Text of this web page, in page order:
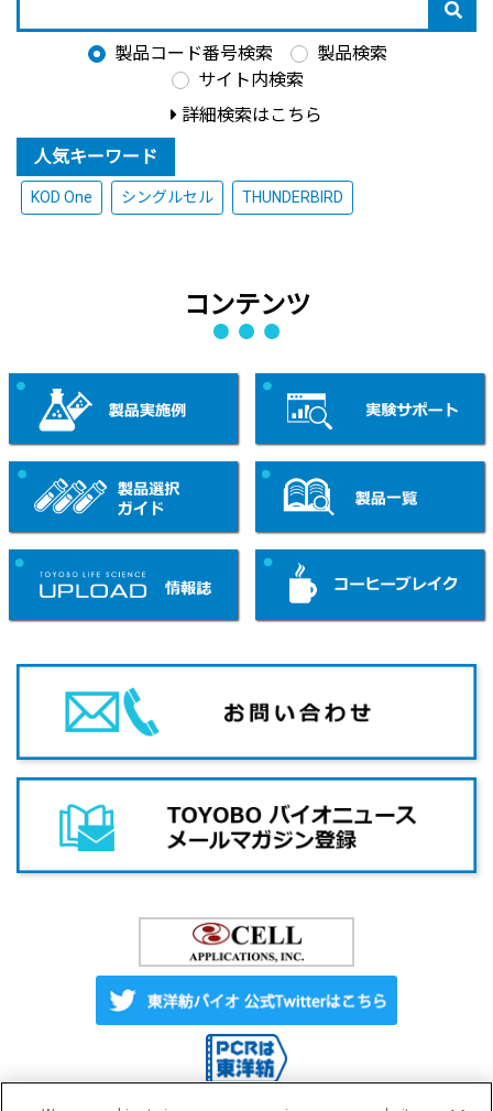
製品コード番号検索
製品検索
サイト内検索
詳細検索はこちら
人気キーワード
KOD One シングルセル THUNDERBIRD
コンテンツ